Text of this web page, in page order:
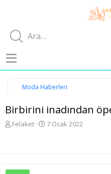
Moda Haberleri
Birbirini inadından
K
u
Felaket
B
7 Ocak 2022